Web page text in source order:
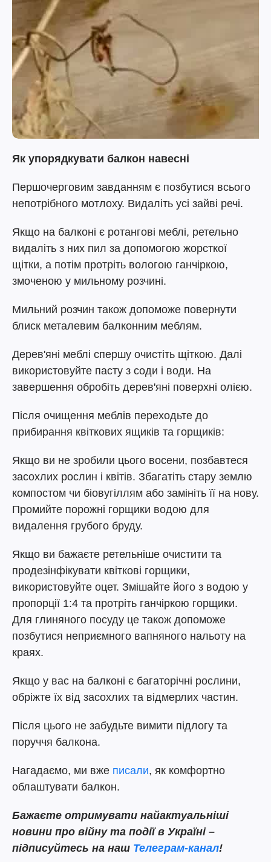
Як упорядкувати балкон навесні
Першочерговим завданням є позбутися всього
непотрібного мотлоху. Видаліть усі зайві речі.
Якщо на балконі є ротангові меблі, ретельно
видаліть з них пил за допомогою жорсткої
щітки, а потім протріть вологою ганчіркою,
змоченою у мильному розчині.
Мильний розчин також допоможе повернути
блиск металевим балконним меблям.
Дерев'яні меблі спершу очистіть щіткою. Далі
використовуйте пасту з соди і води. На
завершення обробіть дерев'яні поверхні олією.
Після очищення меблів переходьте до
прибирання квіткових ящиків та горщиків:
Якщо ви не зробили цього восени, позбавтеся
засохлих рослин і квітів. Збагатіть стару землю
компостом чи біовугіллям або замініть її на нову.
Промийте порожні горщики водою для
видалення грубого бруду.
Якщо ви бажаєте ретельніше очистити та
продезінфікувати квіткові горщики,
використовуйте оцет. Змішайте його з водою у
пропорції 1:4 та протріть ганчіркою горщики.
Для глиняного посуду це також допоможе
позбутися неприємного вапняного нальоту на
краях.
Якщо у вас на балконі є багаторічні рослини,
обріжте їх від засохлих та відмерлих частин.
Після цього не забудьте вимити підлогу та
поруччя балкона.
Нагадаємо, ми вже писали, як комфортно
облаштувати балкон.
Бажаєте отримувати найактуальніші
новини про війну та події в Україні –
підписуйтесь на наш Телеграм-канал!